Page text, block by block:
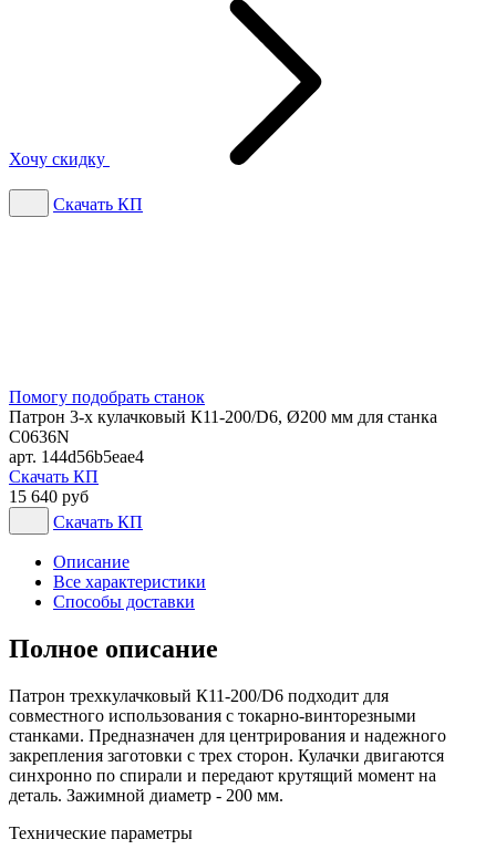
Хочу скидку
Скачать КП
Помогу подобрать станок
Патрон 3-х кулачковый К11-200/D6, Ø200 мм для станка
C0636N
арт. 144d56b5eae4
Скачать КП
15 640 руб
Скачать КП
Описание
Все характеристики
Способы доставки
Полное описание
Патрон трехкулачковый К11-200/D6 подходит для
совместного использования с токарно-винторезными
станками. Предназначен для центрирования и надежного
закрепления заготовки с трех сторон. Кулачки двигаются
синхронно по спирали и передают крутящий момент на
деталь. Зажимной диаметр - 200 мм.
Технические параметры